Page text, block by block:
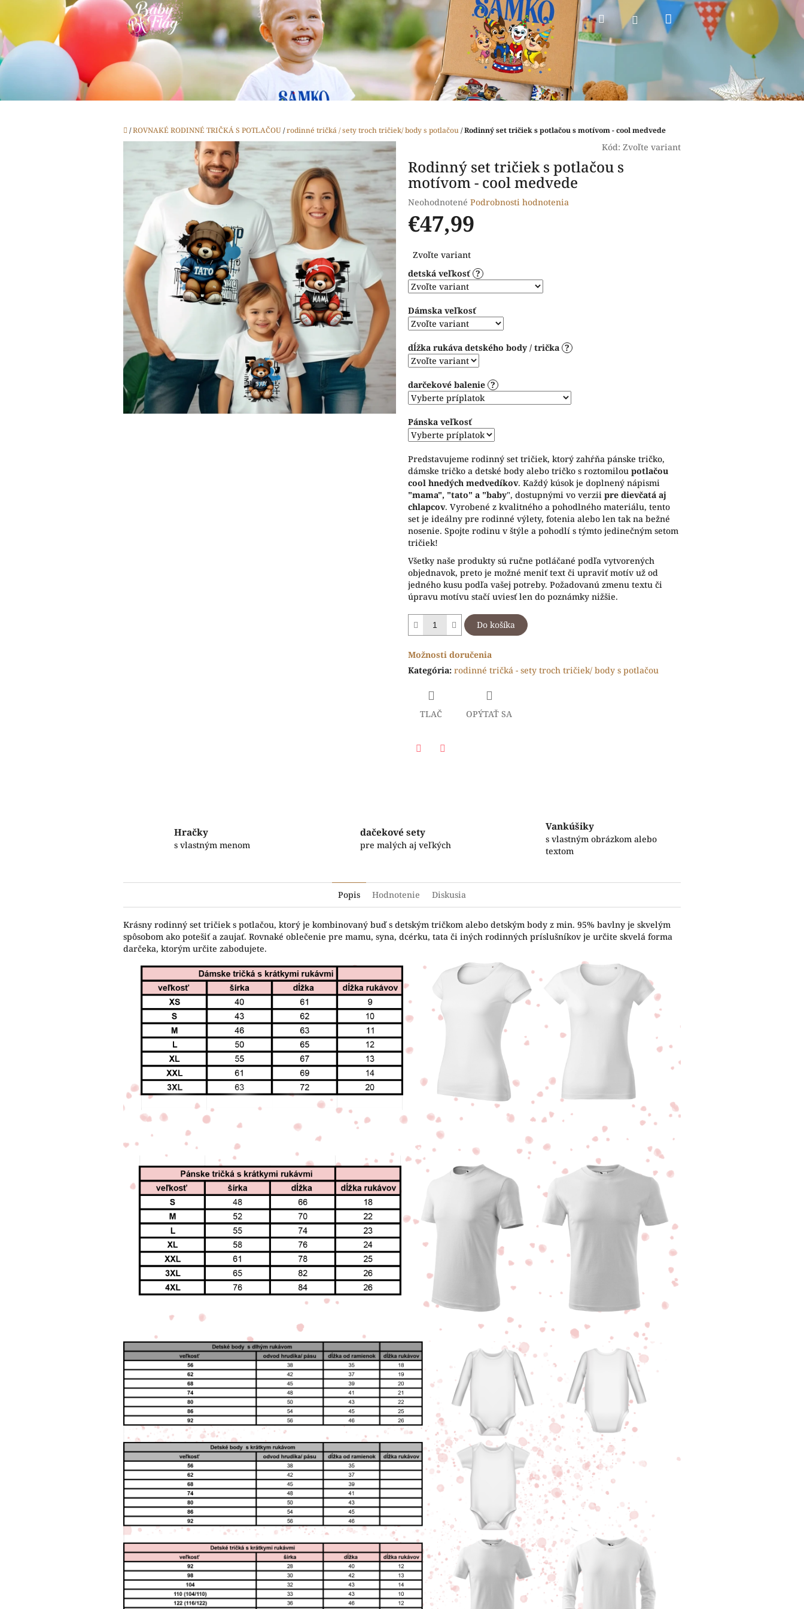
obsah
HľadaťPrihlásenieNákupný
Domov
/ROVNAKÉ RODINNÉ TRIČKÁ S POTLAČOU/rodinné tričká / sety troch tričiek/ body s potlačou/Rodinný set tričiek s potlačou s motívom - cool medvede
Kód: Zvoľte variant
Rodinný set tričiek s potlačou s
motívom - cool medvede
Priemerné
hodnotenie
produktu
0,0
5
hviezdičiek.
Neohodnotené Podrobnosti hodnotenia
€47,99
cena:
Zvoľte variant
detská veľkosť ?
Dámska veľkosť
dĺžka rukáva detského body / trička ?
darčekové balenie ?
Pánska veľkosť
Predstavujeme rodinný set tričiek, ktorý zahŕňa pánske tričko,
dámske tričko a detské body alebo tričko s roztomilou potlačou
cool hnedých medvedíkov. Každý kúsok je doplnený nápismi
"mama", "tato" a "baby", dostupnými vo verzii pre dievčatá aj
chlapcov. Vyrobené z kvalitného a pohodlného materiálu, tento
set je ideálny pre rodinné výlety, fotenia alebo len tak na bežné
nosenie. Spojte rodinu v štýle a pohodlí s týmto jedinečným setom
tričiek!
Všetky naše produkty sú ručne potláčané podľa vytvorených
objednavok, preto je možné meniť text či upraviť motív už od
jedného kusu podľa vašej potreby. Požadovanú zmenu textu či
úpravu motívu stačí uviesť len do poznámky nižšie.
Do košíka
Možnosti doručenia
Kategória: rodinné tričká - sety troch tričiek/ body s potlačou
TLAČ OPÝTAŤ SA
Hračky
s vlastným menom
dačekové sety
pre malých aj veľkých
Vankúšiky
s vlastným obrázkom alebo
textom
Popis Hodnotenie Diskusia
Krásny rodinný set tričiek s potlačou, ktorý je kombinovaný buď s detským tričkom alebo detským body z min. 95% bavlny je skvelým
spôsobom ako potešiť a zaujať. Rovnaké oblečenie pre mamu, syna, dcérku, tata či iných rodinných príslušníkov je určite skvelá forma
darčeka, ktorým určite zabodujete.